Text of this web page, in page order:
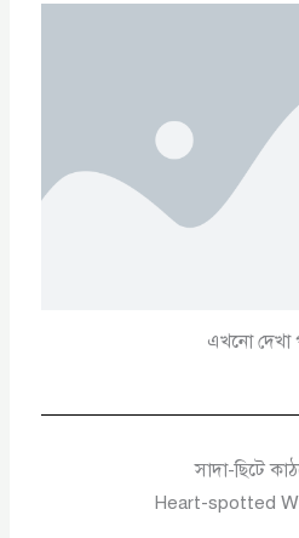
এখনো দেখা
সাদা-ছিটে
Heart-spotted